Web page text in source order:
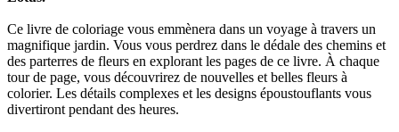
Ce livre de coloriage vous emmènera dans un voyage à travers un
magnifique jardin. Vous vous perdrez dans le dédale des chemins et
des parterres de fleurs en explorant les pages de ce livre. À chaque
tour de page, vous découvrirez de nouvelles et belles fleurs à
colorier. Les détails complexes et les designs époustouflants vous
divertiront pendant des heures.